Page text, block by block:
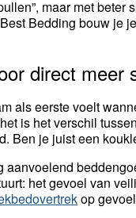
maar met
Bedding bouw je
direct meer
als eerste voelt
is het verschil
Ben je juist een
het gevoel van
op